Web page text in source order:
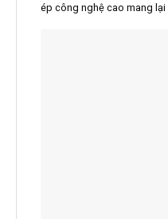
ép công nghệ cao mang